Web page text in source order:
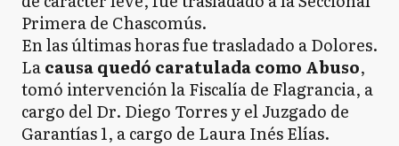
Primera de Chascomús.
En las últimas horas fue trasladado a Dolores.
Lacausa quedó caratulada como Abuso,
tomó intervención la Fiscalía de Flagrancia, a
cargo del Dr. Diego Torres y el Juzgado de
Garantías 1, a cargo de Laura Inés Elías.